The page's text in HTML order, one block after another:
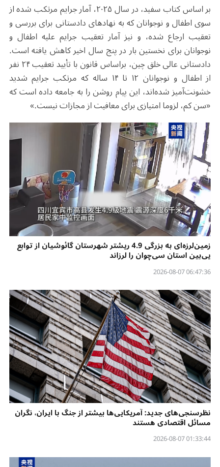
بر اساس کتاب سفید، در سال ۲۰۲۵، آمار جرایم مرتکب شده از
سوی اطفال و نوجوانان که به نهادهای دادستانی برای بررسی و
تعقیب ارجاع شده، و نیز آمار تعقیب جرایم علیه اطفال و
نوجوانان برای نخستین بار در پنج سال اخیر کاهش یافته است.
دادستانی عالی خلق چین، براساس قانون با تأیید تعقیب ۲۴ نفر
از اطفال و نوجوانان ۱۲ تا ۱۴ ساله که مرتکب جرایم شدید
خشونت‌آمیز شده‌اند، این پیام روشن را به جامعه داده است که
«سن کم، لزوما امتیازی برای معافیت از مجازات نیست.»
زمین‌لرزه‌ای به بزرگی 4.9 ریشتر شهرستان گائوشیان از توابع
یی‌بین استان سی‌چوان را لرزاند
06:47:36 2026-08-07
نظرسنجی‌‌های جدید: آمریکایی‌ها بیشتر از جنگ با ایران، نگران
مسائل اقتصادی هستند
01:33:44 2026-08-07